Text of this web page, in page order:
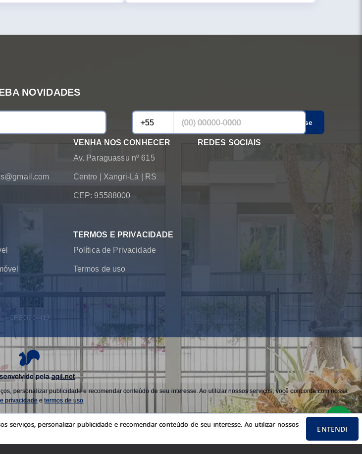
NOVIDADES
Cadastrar-se
VENHA NOS CONHECER
Av. Paraguassu nº 615
Centro Xangri-Lá RS
CEP: 95588000
REDES SOCIAIS
TERMOS E PRIVACIDADE
Política de Privacidade
Termos de uso
CRECI 26441J
pelaagil.net
personalizar publicidade e recomendar conteúdo de seu interesse. Ao utilizar nossos serviços, você concorda com nossa
privacidade etermos de uso
serviços, personalizar publicidade e recomendar conteúdo de seu interesse. Ao utilizar nossos
ENTENDI